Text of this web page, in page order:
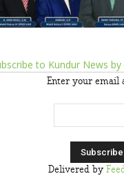
to Kundur News by
Enter your email
Delivered by